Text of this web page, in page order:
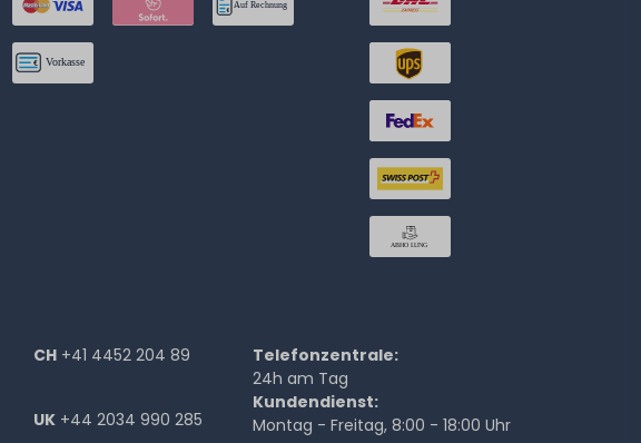
CH +41 4452 204 89
UK +44 2034 990 285
Telefonzentrale:
24h am Tag
Kundendienst:
Montag - Freitag, 8:00 - 18:00 Uhr